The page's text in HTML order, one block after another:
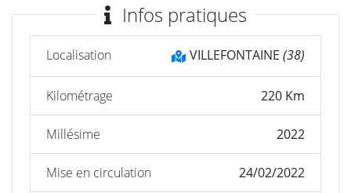
Infos pratiques
Localisation VILLEFONTAINE (38)
Kilométrage 220 Km
Millésime 2022
Mise en circulation 24/02/2022